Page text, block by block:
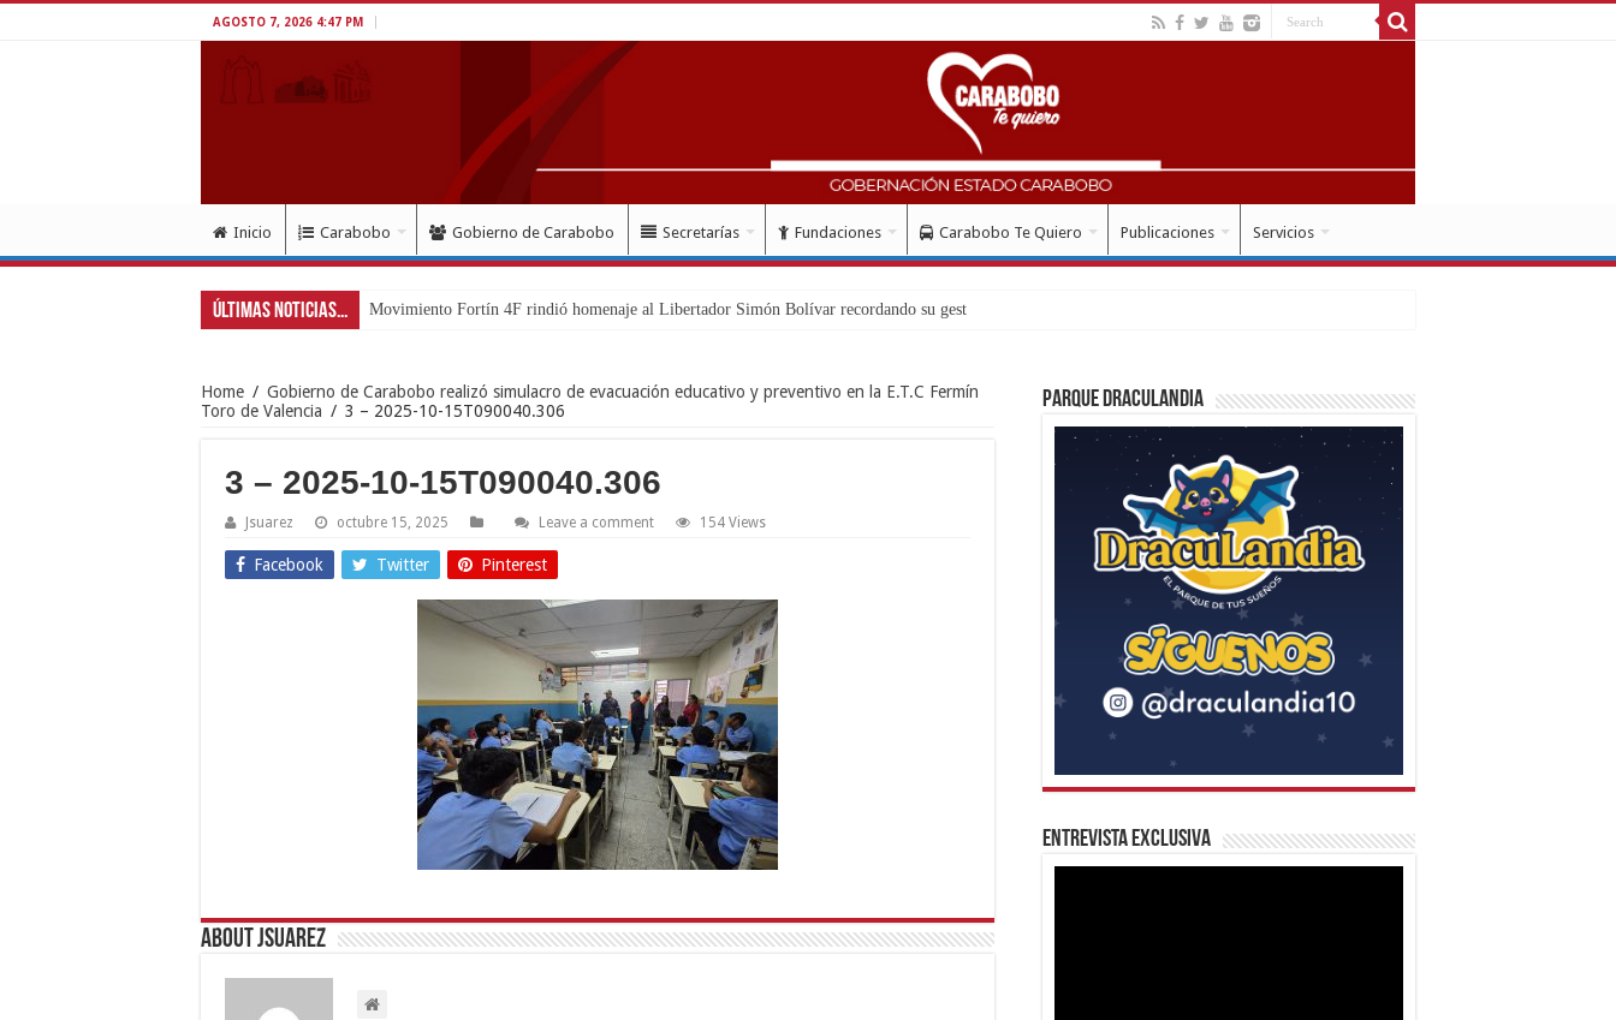
AGOSTO 7, 2026 4:47 PM
Inicio Carabobo Gobierno de Carabobo Secretarías Fundaciones Carabobo Te Quiero Publicaciones Servicios
Últimas Noticias... Exitoso de
Home / Gobierno de Carabobo realizó simulacro de evacuación educativo y preventivo en la E.T.C Fermín
Toro de Valencia / 3 – 2025-10-15T090040.306
3 – 2025-10-15T090040.306
Jsuarez octubre 15, 2025 Leave a comment 154 Views
Facebook Twitter Pinterest
About Jsuarez
Parque Draculandia
Entrevista Exclusiva